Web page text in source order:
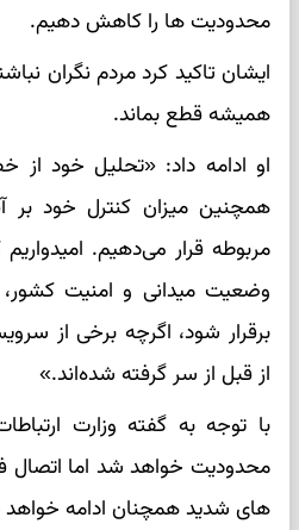
محدودیت ها را کاهش دهیم.
ایشان تاکید کرد مردم نگران
همیشه قطع بماند.
او ادامه داد: «تحلیل خود از
همچنین میزان کنترل خود بر
مربوطه قرار می‌دهیم.
وضعیت میدانی و امنیت کشور،
برقرار شود، اگرچه برخی از
از قبل از سر گرفته شده‌اند.»
با توجه به گفته وزارت
محدودیت خواهد شد اما اتصال
های شدید همچنان ادامه